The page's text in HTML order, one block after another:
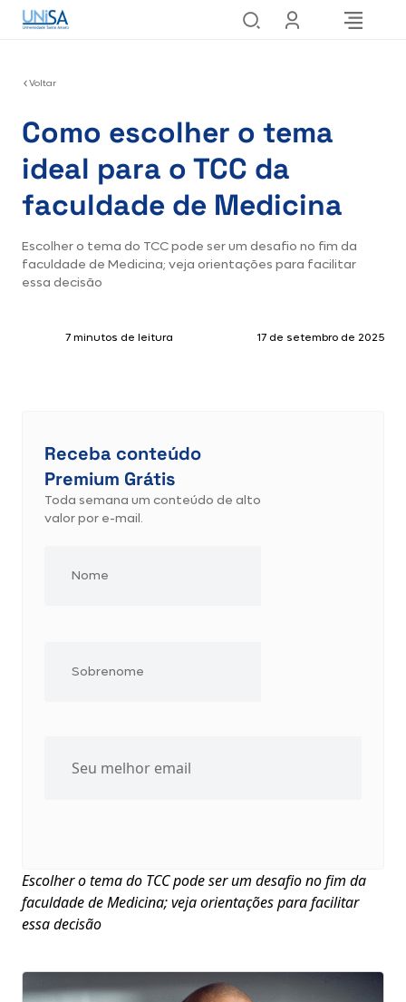
Voltar
Como escolher o tema
ideal para o TCC da
faculdade de Medicina
Escolher o tema do TCC pode ser um desafio no fim da
faculdade de Medicina; veja orientações para facilitar
essa decisão
7 minutos de leitura 17 de setembro de 2025
Escolher o tema do TCC pode ser um desafio no fim da
faculdade de Medicina; veja orientações para facilitar
essa decisão
Receba conteúdo
Premium Grátis
Toda semana um conteúdo de alto
valor por e-mail.